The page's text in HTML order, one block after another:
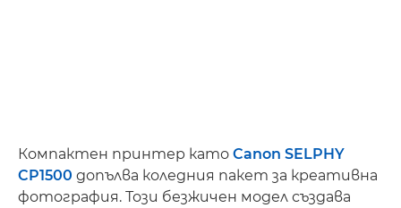
Компактен принтер като Canon SELPHY
CP1500 допълва коледния пакет за креативна
фотография. Този безжичен модел създава